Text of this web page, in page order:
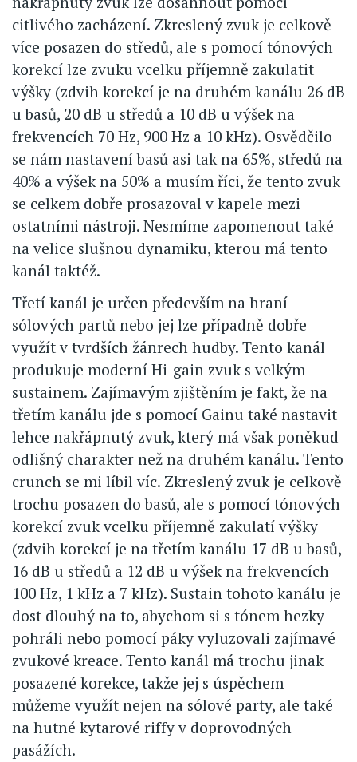
citlivého zacházení. Zkreslený zvuk je celkově
více posazen do středů, ale s pomocí tónových
korekcí lze zvuku vcelku příjemně zakulatit
výšky (zdvih korekcí je na druhém kanálu 26 dB
u basů, 20 dB u středů a 10 dB u výšek na
frekvencích 70 Hz, 900 Hz a 10 kHz). Osvědčilo
se nám nastavení basů asi tak na 65%, středů na
40% a výšek na 50% a musím říci, že tento zvuk
se celkem dobře prosazoval v kapele mezi
ostatními nástroji. Nesmíme zapomenout také
na velice slušnou dynamiku, kterou má tento
kanál taktéž.
Třetí kanál je určen především na hraní
sólových partů nebo jej lze případně dobře
využít v tvrdších žánrech hudby. Tento kanál
produkuje moderní Hi-gain zvuk s velkým
sustainem. Zajímavým zjištěním je fakt, že na
třetím kanálu jde s pomocí Gainu také nastavit
lehce nakřápnutý zvuk, který má však poněkud
odlišný charakter než na druhém kanálu. Tento
crunch se mi líbil víc. Zkreslený zvuk je celkově
trochu posazen do basů, ale s pomocí tónových
korekcí zvuk vcelku příjemně zakulatí výšky
(zdvih korekcí je na třetím kanálu 17 dB u basů,
16 dB u středů a 12 dB u výšek na frekvencích
100 Hz, 1 kHz a 7 kHz). Sustain tohoto kanálu je
dost dlouhý na to, abychom si s tónem hezky
pohráli nebo pomocí páky vyluzovali zajímavé
zvukové kreace. Tento kanál má trochu jinak
posazené korekce, takže jej s úspěchem
můžeme využít nejen na sólové party, ale také
na hutné kytarové riffy v doprovodných
pasážích.